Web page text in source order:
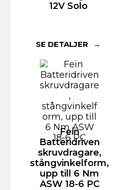
12V Solo
SE DETALJER
Fein
Batteridriven
skruvdragare,
stångvinkelform,
upp till 6 Nm
ASW 18-6 PC